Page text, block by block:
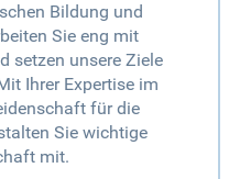
Bildung und
Sie eng mit
setzen unsere Ziele
Ihrer Expertise im
für die
Sie wichtige
mit.